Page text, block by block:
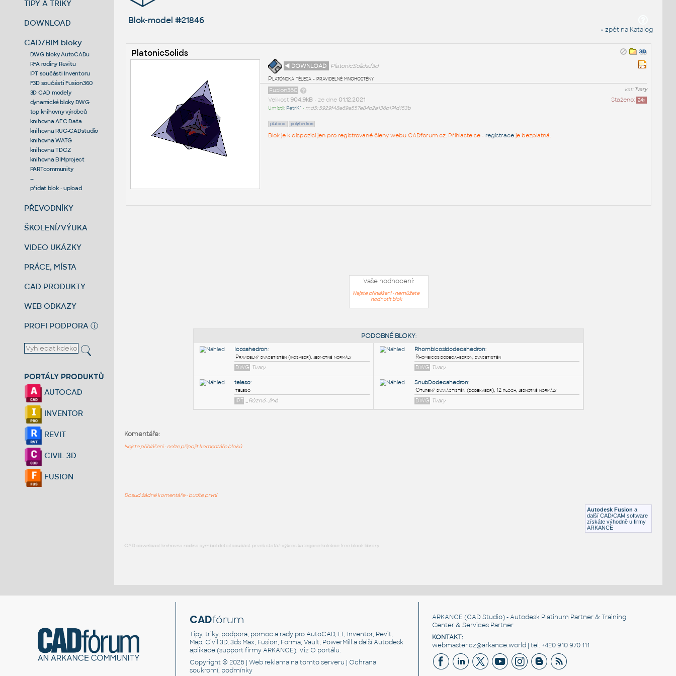
TIPY A TRIKY
DOWNLOAD
CAD/BIM bloky
DWG bloky AutoCADu
RFA rodiny Revitu
IPT součásti Inventoru
F3D součásti Fusion360
3D CAD modely
dynamické bloky DWG
top knihovny výrobců
knihovna AEC Data
knihovna RUG-CADstudio
knihovna WATG
knihovna TDCZ
knihovna BIMproject
PARTcommunity
--
přidat blok - upload
PŘEVODNÍKY
ŠKOLENÍ/VÝUKA
VIDEO UKÁZKY
PRÁCE, MÍSTA
CAD PRODUKTY
WEB ODKAZY
PROFI PODPORA ⓘ
PORTÁLY PRODUKTŮ
AUTOCAD
INVENTOR
REVIT
CIVIL 3D
FUSION
Blok-model #21846
« zpět na Katalog
PlatonicSolids
◄ DOWNLOAD
PlatonicSolids.f3d
Platónská tělesa - pravidelné mnohostěny
kat: Tvary
Fusion360
Staženo: 24x
Velikost 904,9kB• ze dne 01.12.2021
Umístil: PetrK^ • md5: 5929f48e69e557e84b2a136b174d153b
platonic polyhedron
Blok je k dispozici jen pro registrované členy webu CADforum.cz. Přihlaste se - registraceje bezplatná.
Vaše hodnocení:
Nejste přihlášeni - nemůžete
hodnotit blok
Autodesk Fusion a
další CAD/CAM software
získáte výhodně u firmy
ARKANCE
Komentáře:
Nejste přihlášeni - nelze připojit komentáře bloků
Dosud žádné komentáře - buďte první
CAD download: knihovna rodina symbol detail součást prvek stafáž výkres kategorie kolekce free block library
CADfórum
Tipy, triky, podpora, pomoc a rady pro AutoCAD, LT, Inventor, Revit,
Map, Civil 3D, 3ds Max, Fusion, Forma, Vault, PowerMill a další Autodesk
aplikace (support firmy ARKANCE). VizO portálu.
Copyright © 2026 |Web reklama na tomto serveru |Ochrana
soukromí, podmínky
ARKANCE (CAD Studio) - Autodesk Platinum Partner & Training
Center & Services Partner
KONTAKT:
webmaster.cz@arkance.world | tel. +420 910 970 111